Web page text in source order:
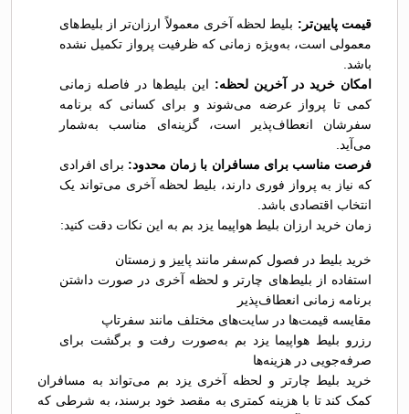
قیمت پایین‌تر: بلیط لحظه آخری معمولاً ارزان‌تر از بلیط‌های
معمولی است، به‌ویژه زمانی که ظرفیت پرواز تکمیل نشده
باشد.
امکان خرید در آخرین لحظه: این بلیط‌ها در فاصله زمانی
کمی تا پرواز عرضه می‌شوند و برای کسانی که برنامه
سفرشان انعطاف‌پذیر است، گزینه‌ای مناسب به‌شمار
می‌آید.
فرصت مناسب برای مسافران با زمان محدود: برای افرادی
که نیاز به پرواز فوری دارند، بلیط لحظه آخری می‌تواند یک
انتخاب اقتصادی باشد.
زمان خرید ارزان بلیط هواپیما یزد بم به این نکات دقت کنید:
خرید بلیط در فصول کم‌سفر مانند پاییز و زمستان
استفاده از بلیط‌های چارتر و لحظه آخری در صورت داشتن
برنامه زمانی انعطاف‌پذیر
مقایسه قیمت‌ها در سایت‌های مختلف مانند سفرتاپ
رزرو بلیط هواپیما یزد بم به‌صورت رفت و برگشت برای
صرفه‌جویی در هزینه‌ها
خرید بلیط چارتر و لحظه آخری یزد بم می‌تواند به مسافران
کمک کند تا با هزینه کمتری به مقصد خود برسند، به شرطی که